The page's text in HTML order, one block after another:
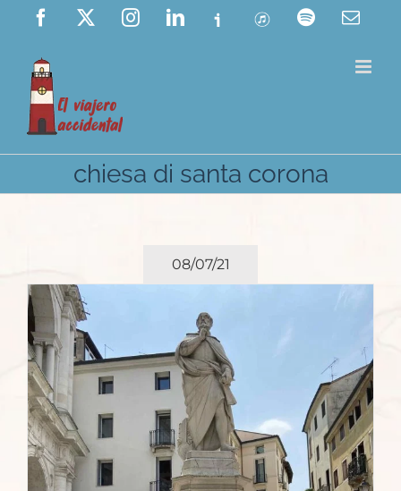
Saltar
contenido
Facebook InstagramLinkedIn
Ivoox ITunes Spotify
chiesa di santa corona
08/07/21